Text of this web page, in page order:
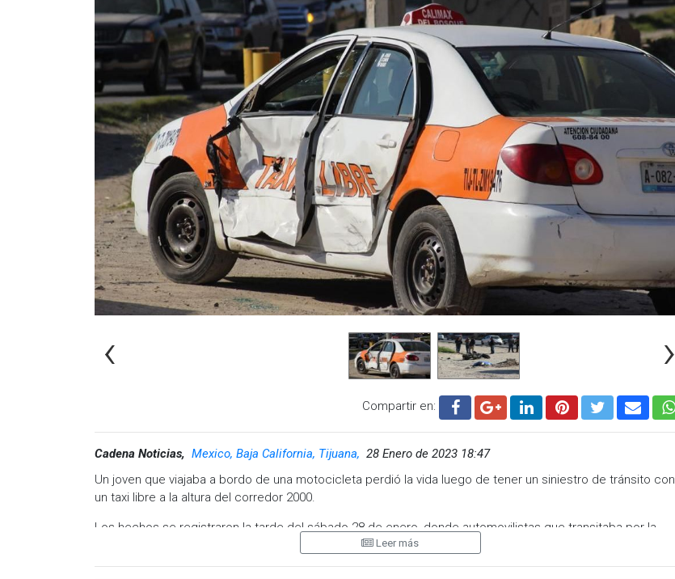
‹ ›
Compartir en:
Cadena Noticias, Mexico, Baja California, Tijuana, 28 Enero de 2023 18:47
Un joven que viajaba a bordo de una motocicleta perdió la vida luego de tener un siniestro de tránsito con
un taxi libre a la altura del corredor 2000.
Los hechos se registraron la tarde del sábado 28 de enero, donde automovilistas que transitaba por la
zona reportaron al número de emergencias 911 un accidente de tránsito entre un motociclista y un chofer
de una unidad de transporte público.
Leer más